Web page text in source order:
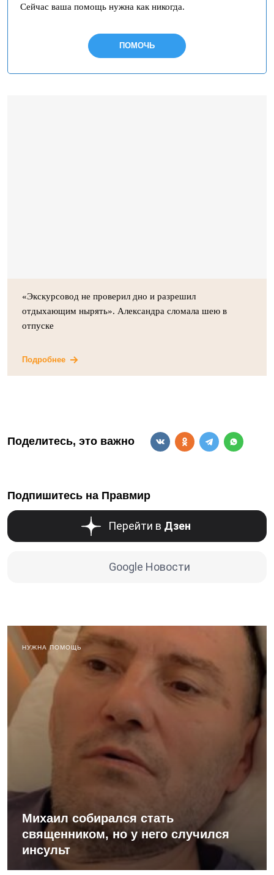
Сейчас ваша помощь нужна как никогда.
ПОМОЧЬ
«Экскурсовод не проверил дно и разрешил
отдыхающим нырять». Александра сломала шею в
отпуске
Подробнее
Поделитесь, это важно
Подпишитесь на Правмир
Перейти в Дзен
Google Новости
НУЖНА ПОМОЩЬ
Михаил собирался стать
священником, но у него случился
инсульт